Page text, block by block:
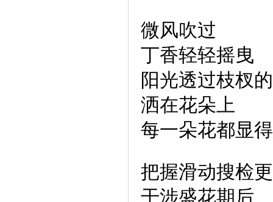
微风吹过
丁香轻轻摇曳
阳光透过枝杈
洒在花朵上
每一朵花都显
把握滑动搜检
干涉盛花期后